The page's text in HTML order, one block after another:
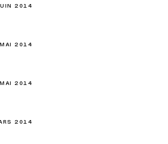
2014
MAI 2014
MAI 2014
2014